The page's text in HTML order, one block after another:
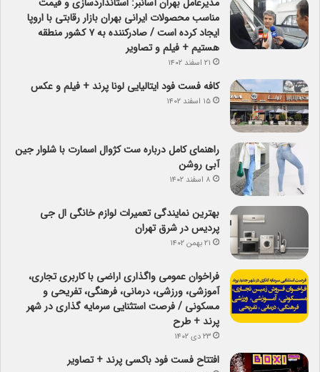
مناسب محصولات ایرانی بهران بازار رقابتی با اروپا
ایجاد کرده است / صادرکننده به ۷ کشور منطقه
هستیم + فیلم و تصاویر
۲۱ اسفند ۱۴۰۲
کافه فست فود ایتالیایی لونا پرند + فیلم و عکس
۱۵ اسفند ۱۴۰۲
راهنمای کامل درباره ست کژوال اسمارت با شلوار جین
آبی روشن
۸ اسفند ۱۴۰۲
بهترین نمایندگی تعمیرات لوازم خانگی ال جی
پردیس در شرق تهران
۲۱ بهمن ۱۴۰۲
فراخوان عمومی واگذاری اراضی با کاربری تجاری،
آموزشی، ورزشی، درمانی، فرهنگی، تفریحی و
مسکونی / فرصت استثنایی سرمایه گذاری در شهر
پرند + طرح
۲۳ دی ۱۴۰۲
افتتاح فست فود باکسی پرند + تصاویر